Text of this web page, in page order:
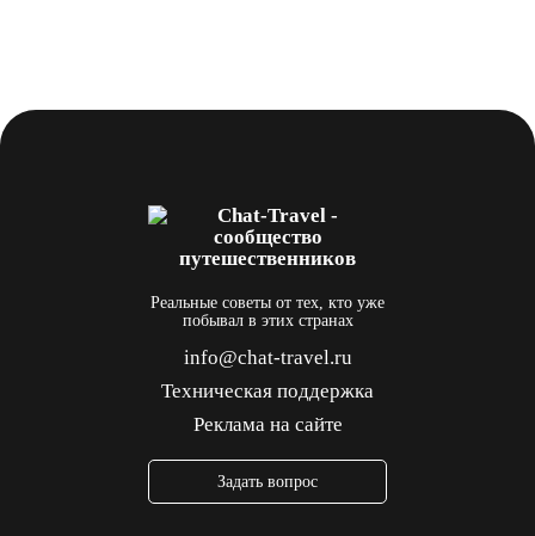
Реальные советы от тех, кто уже
побывал в этих странах
info@chat-travel.ru
Техническая поддержка
Реклама на сайте
Задать вопрос